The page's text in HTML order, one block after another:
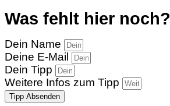
Was fehlt hier noch?
Dein Name
Deine E-Mail
Dein Tipp
Weitere Infos zum Tipp
Tipp Absenden